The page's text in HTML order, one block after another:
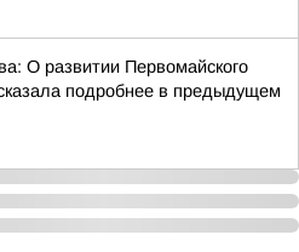
О развитии Первомайского
подробнее в предыдущем